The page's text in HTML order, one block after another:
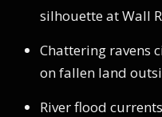
silhouette at Wall
Chattering ravens
on fallen land
River flood